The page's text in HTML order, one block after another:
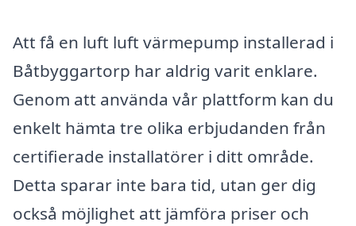
Att få en luft luft värmepump installerad i
Båtbyggartorp har aldrig varit enklare.
Genom att använda vår plattform kan du
enkelt hämta tre olika erbjudanden från
certifierade installatörer i ditt område.
Detta sparar inte bara tid, utan ger dig
också möjlighet att jämföra priser och